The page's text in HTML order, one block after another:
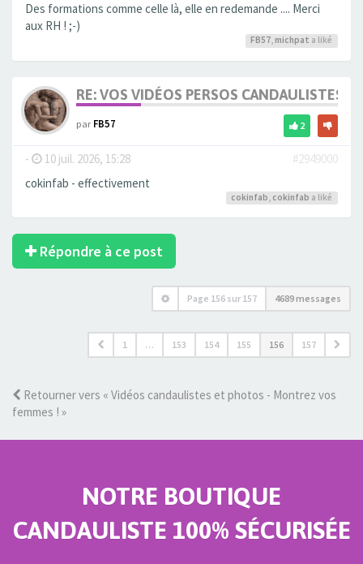
Des formations comme celle là, elle en redemande .... Merci
aux RH ! ;-)
FB57, michpat a liké
RE: VOS VIDÉOS PERSOS CANDAULISTES
parFB57 2
- 10 juil. 2026, 15:28
#2949000
cokinfab - effectivement
cokinfab, cokinfab a liké
Répondre à ce post
Page 156 sur 157 4689 messages
1 … 153 154 155 156 157
Retourner vers « Vidéos candaulistes et photos - Montrez vos
femmes ! »
NOTRE BOUTIQUE
CANDAULISTE 100% SÉCURISÉE